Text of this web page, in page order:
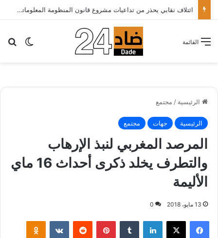
ائتلاف نقابي يحذر من تداعيات مشروع قانون المنظومة المعلوماتية الصحية ويدعو الحكومة إلى إعادة النظر فيه..
الوضع القائمة
الرئيسية / مجتمع
الرئيسية جهات مجتمع
المرصد المغربي لنبذ الإرهاب
والتطرف يخلد ذكرى أحداث 16 ماي
الأليمة
13 مايو، 2018 0
لينكدإن بينتيريست